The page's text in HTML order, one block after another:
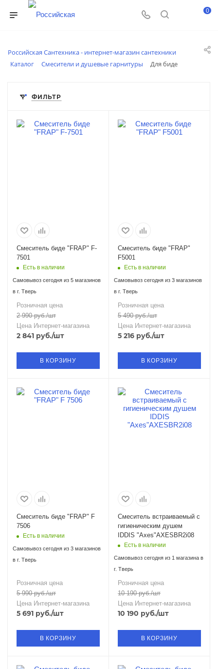
0
Российская Сантехника - интернет-магазин сантехники
Каталог
Смесители и душевые гарнитуры Для биде
ФИЛЬТР
Смеситель биде "FRAP" F-
7501
Есть в наличии
Самовывоз сегодня из 5 магазинов
в г. Тверь
Розничная цена
2 990руб./шт
Цена Интернет-магазина
2 841 руб./шт
В КОРЗИНУ
Смеситель биде "FRAP"
F5001
Есть в наличии
Самовывоз сегодня из 3 магазинов
в г. Тверь
Розничная цена
5 490руб./шт
Цена Интернет-магазина
5 216 руб./шт
В КОРЗИНУ
Смеситель биде "FRAP" F
7506
Есть в наличии
Самовывоз сегодня из 3 магазинов
в г. Тверь
Розничная цена
5 990руб./шт
Цена Интернет-магазина
5 691 руб./шт
В КОРЗИНУ
Смеситель встраиваемый с
гигиеническим душем
IDDIS "Axes"AXESBR2i08
Есть в наличии
Самовывоз сегодня из 1 магазина в
г. Тверь
Розничная цена
10 190руб./шт
Цена Интернет-магазина
10 190 руб./шт
В КОРЗИНУ